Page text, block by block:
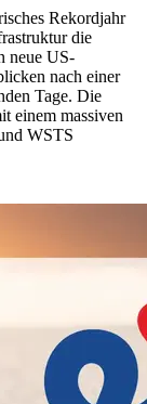
Rekordjahr
die
neue US-
nach einer
Tage. Die
einem massiven
WSTS